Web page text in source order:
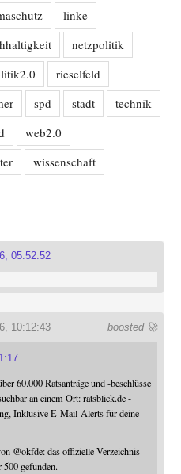
linke
netzpolitik
rieselfeld
spd stadt
technik
web2.0
wissenschaft
05:52:52
boosted 🚀
10:12:43
60.000 Ratsanträge und -beschlüsse
an einem Ort: ratsblick.de -
Inklusive E-Mail-Alerts für deine
@okfde: das offizielle Verzeichnis
500 gefunden.